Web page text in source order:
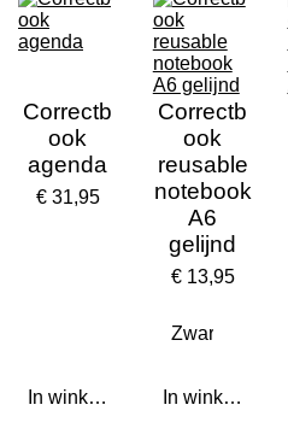
Correctb
ook
agenda
€ 31,95
In winkelwagen
Correctb
ook
reusable
notebook
A6
gelijnd
€ 13,95
In winkelwagen